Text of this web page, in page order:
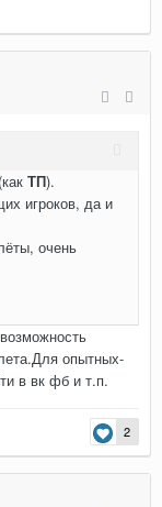
ТП).
игроков, да и
очень
опытных-
в вк фб и т.п.
2